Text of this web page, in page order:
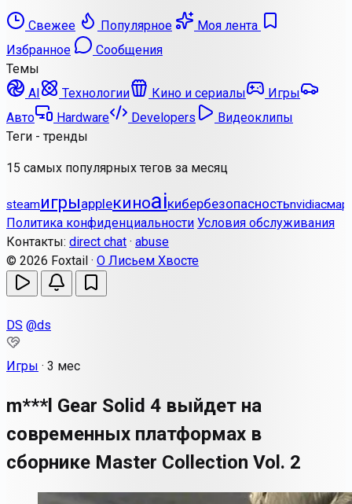
Свежее Популярное
Моя лента
Избранное
Сообщения
Темы
AI
Технологии Кино и сериалы
Игры
Авто
Hardware Developers
Видеоклипы
Теги - тренды
15 самых популярных тегов за месяц
steamигрыappleкиноaiкибербезопасностьnvidia
Политика конфиденциальности Условия обслуживания
Контакты: direct chat · abuse
© 2026 Foxtail · О Лисьем Хвосте
DS @ds
Игры · 3 мес
m***l Gear Solid 4 выйдет на
современных платформах в
сборнике Master Collection Vol. 2